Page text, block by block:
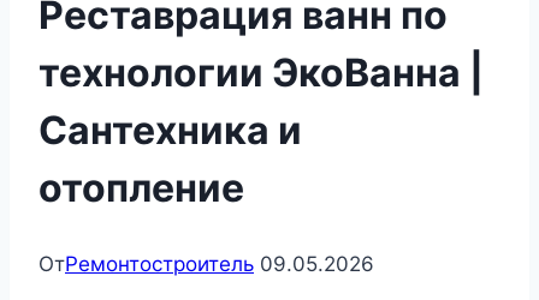
Реставрация ванн по
технологии ЭкоВанна |
Сантехника и
отопление
ОтРемонтостроитель 09.05.2026